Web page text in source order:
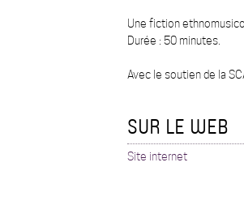
Une fiction
Durée : 50 minutes.
Avec le soutien de la
SUR LE WEB
Site internet